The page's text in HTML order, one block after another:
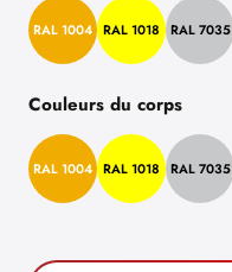
RAL 1004 RAL 1018 RAL 7035
Couleurs du corps
RAL 1004 RAL 1018 RAL 7035